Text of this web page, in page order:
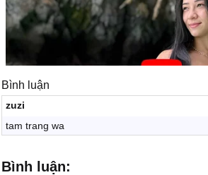
Bình luận
zuzi
tam trang wa
Bình luận: